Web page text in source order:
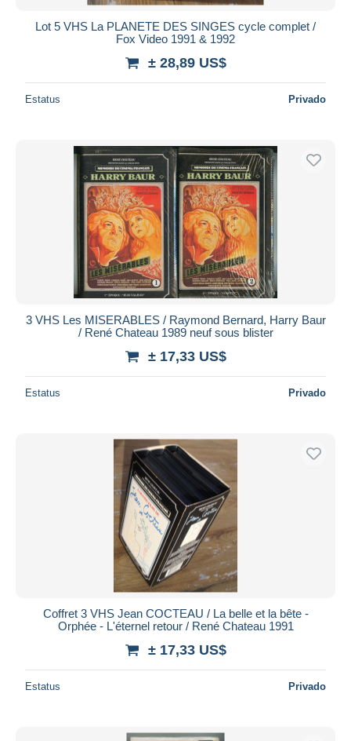
Lot 5 VHS La PLANETE DES SINGES cycle complet /
Fox Video 1991 & 1992
± 28,89 US$
Estatus Privado
3 VHS Les MISERABLES / Raymond Bernard, Harry Baur
/ René Chateau 1989 neuf sous blister
± 17,33 US$
Estatus Privado
Coffret 3 VHS Jean COCTEAU / La belle et la bête -
Orphée - L'éternel retour / René Chateau 1991
± 17,33 US$
Estatus Privado